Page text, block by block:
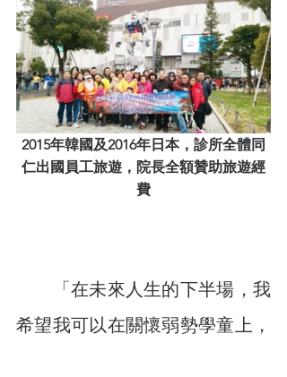
2015年韓國及2016年日本，診所全體同
仁出國員工旅遊，院長全額贊助旅遊經
費
「在未來人生的下半場，我
希望我可以在關懷弱勢學童上，